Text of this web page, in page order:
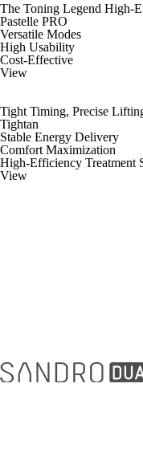
The Toning Legend High-
Pastelle PRO
Versatile Modes
High Usability
Cost-Effective
View
Tight Timing, Precise
Tightan
Stable Energy Delivery
Comfort Maximization
High-Efficiency Treatment
View